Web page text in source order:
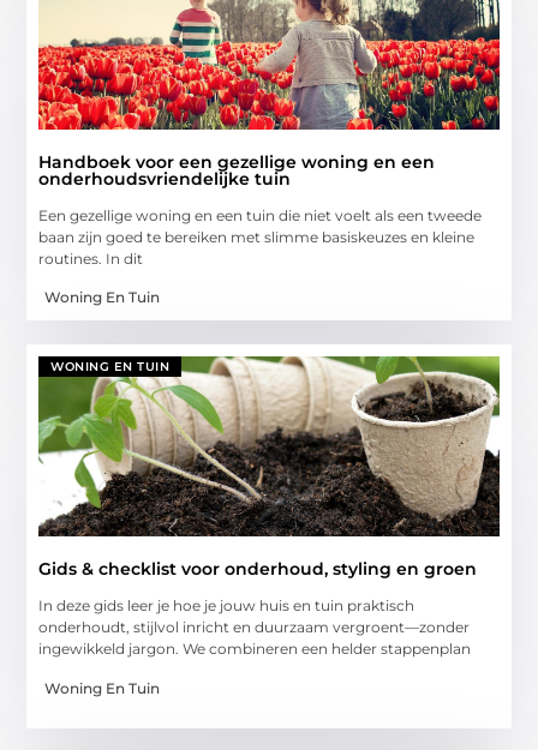
Handboek voor een gezellige woning en een
onderhoudsvriendelijke tuin
Een gezellige woning en een tuin die niet voelt als een tweede
baan zijn goed te bereiken met slimme basiskeuzes en kleine
routines. In dit
Woning En Tuin
WONING EN TUIN
Gids & checklist voor onderhoud, styling en groen
In deze gids leer je hoe je jouw huis en tuin praktisch
onderhoudt, stijlvol inricht en duurzaam vergroent—zonder
ingewikkeld jargon. We combineren een helder stappenplan
Woning En Tuin